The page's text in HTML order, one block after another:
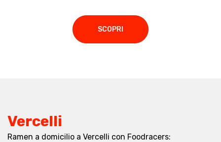
SCOPRI
Vercelli
Ramen a domicilio a Vercelli con Foodracers: